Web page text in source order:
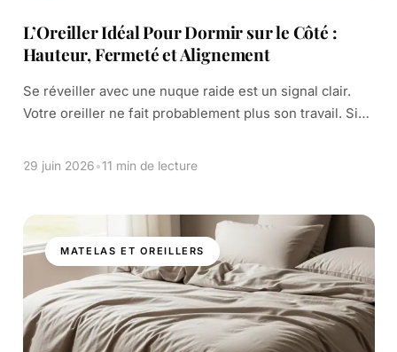
L’Oreiller Idéal Pour Dormir sur le Côté :
Hauteur, Fermeté et Alignement
Se réveiller avec une nuque raide est un signal clair.
Votre oreiller ne fait probablement plus son travail. Si
[…]
29 juin 2026•11 min de lecture
MATELAS ET OREILLERS